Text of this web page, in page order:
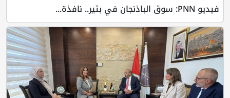
فيديو PNN: سوق الباذنجان في بتير.. نافذة...